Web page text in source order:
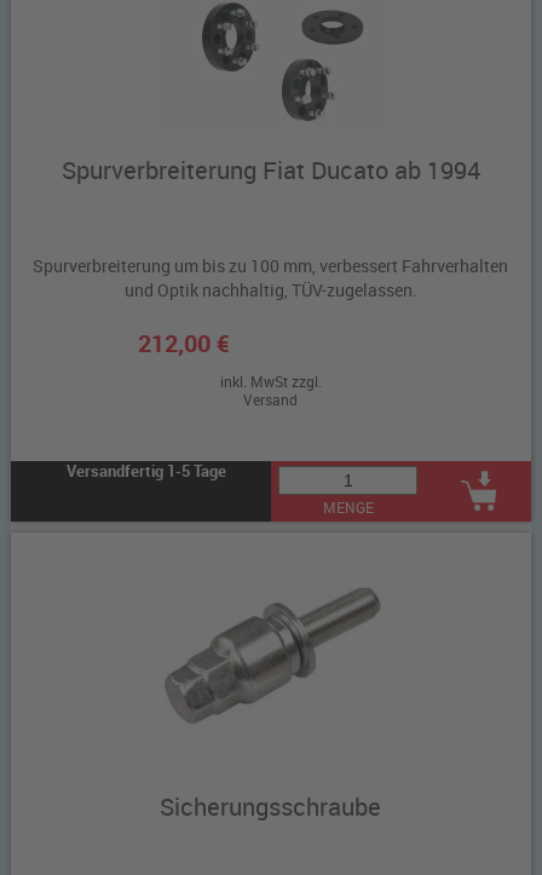
Spurverbreiterung Fiat Ducato ab 1994
Spurverbreiterung um bis zu 100 mm, verbessert Fahrverhalten
und Optik nachhaltig, TÜV-zugelassen.
212,00 €
inkl. MwSt zzgl.
Versand
Versandfertig 1-5 Tage
MENGE
Sicherungsschraube